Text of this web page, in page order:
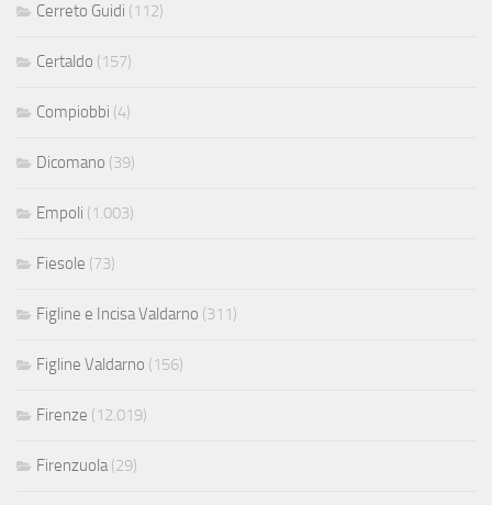
Cerreto Guidi (112)
Certaldo (157)
Compiobbi (4)
Dicomano (39)
Empoli (1.003)
Fiesole (73)
Figline e Incisa Valdarno (311)
Figline Valdarno (156)
Firenze (12.019)
Firenzuola(29)